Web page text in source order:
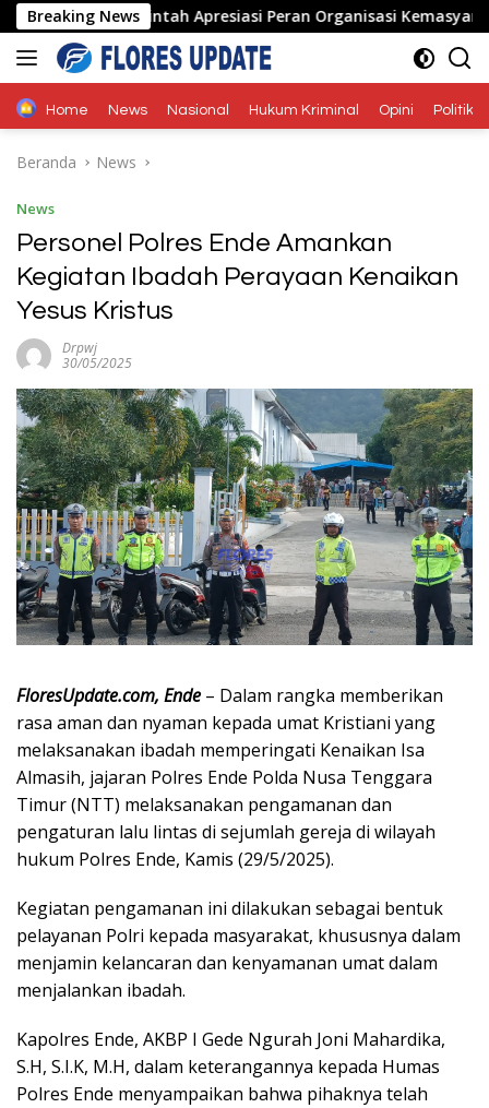
Langsung
ke
konten
Breaking News
Pemerintah Apresiasi Peran Organisasi Kemasyarakatan
Home News Nasional Hukum Kriminal Opini Politik
Beranda News
News
Personel Polres Ende Amankan
Kegiatan Ibadah Perayaan Kenaikan
Yesus Kristus
Drpwj
30/05/2025
FloresUpdate.com, Ende – Dalam rangka memberikan
rasa aman dan nyaman kepada umat Kristiani yang
melaksanakan ibadah memperingati Kenaikan Isa
Almasih, jajaran Polres Ende Polda Nusa Tenggara
Timur (NTT) melaksanakan pengamanan dan
pengaturan lalu lintas di sejumlah gereja di wilayah
hukum Polres Ende, Kamis (29/5/2025).
Kegiatan pengamanan ini dilakukan sebagai bentuk
pelayanan Polri kepada masyarakat, khususnya dalam
menjamin kelancaran dan kenyamanan umat dalam
menjalankan ibadah.
Kapolres Ende, AKBP I Gede Ngurah Joni Mahardika,
S.H, S.I.K, M.H, dalam keterangannya kepada Humas
Polres Ende menyampaikan bahwa pihaknya telah